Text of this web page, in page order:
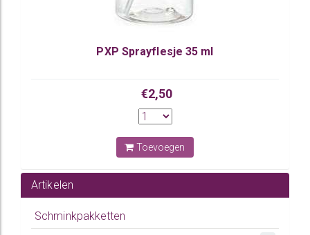
PXP Sprayflesje 35 ml
€2,50
Toevoegen
Artikelen
Schminkpakketten